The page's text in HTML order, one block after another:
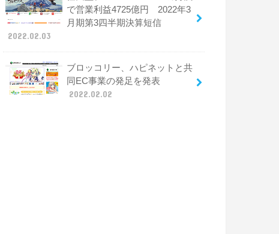
で営業利益4725億円 2022年3
月期第3四半期決算短信
2022.02.03
ブロッコリー、ハピネットと共
同EC事業の発足を発表
2022.02.02